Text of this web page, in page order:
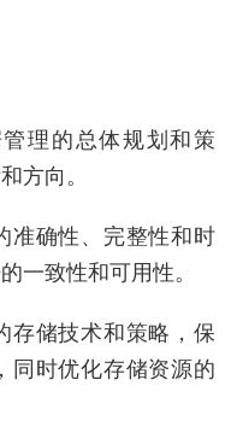
理的总体规划和策
方向。
准确性、完整性和时
一致性和可用性。
存储技术和策略，保
同时优化存储资源的